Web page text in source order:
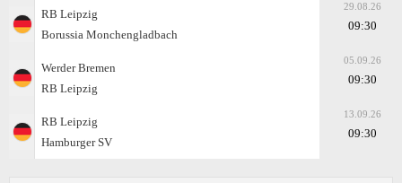
RB Leipzig
Borussia Monchengladbach
29.08.26
09:30
Werder Bremen
RB Leipzig
05.09.26
09:30
RB Leipzig
Hamburger SV
13.09.26
09:30